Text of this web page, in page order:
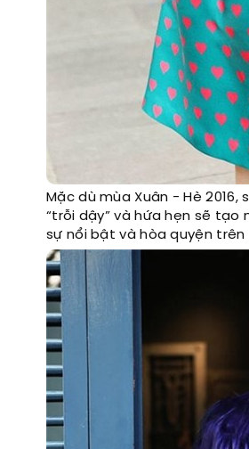
Mặc dù mùa Xuân - Hè
“trỗi dậy” và hứa hẹn sẽ
sự nổi bật và hòa quyện